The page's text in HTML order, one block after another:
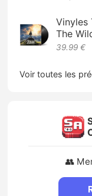
Vinyles
The
39.99 €
Voir toutes les
👥